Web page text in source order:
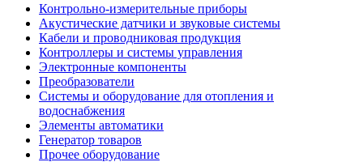
Контрольно-измерительные приборы
Акустические датчики и звуковые системы
Кабели и проводниковая продукция
Контроллеры и системы управления
Электронные компоненты
Преобразователи
Системы и оборудование для отопления и
водоснабжения
Элементы автоматики
Генератор товаров
Прочее оборудование